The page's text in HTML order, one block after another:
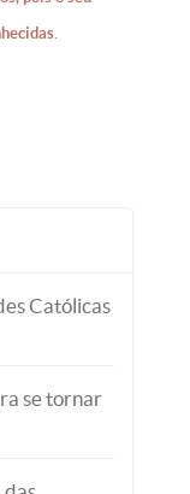
Católicas
se tornar